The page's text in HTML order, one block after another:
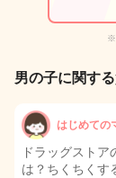
※
男の子に関す
はじめての
ドラッグスト
は？ちくちくす